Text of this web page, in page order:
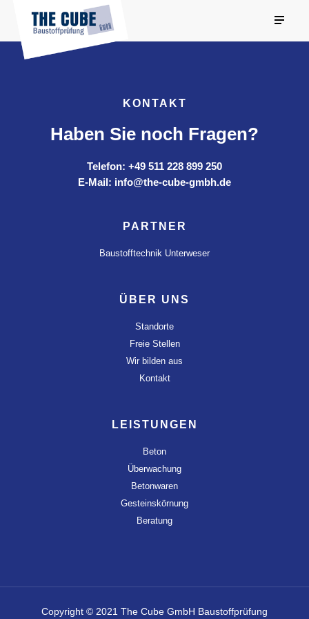
KONTAKT
Haben Sie noch Fragen?
Telefon: +49 511 228 899 250
E-Mail: info@the-cube-gmbh.de
PARTNER
Baustofftechnik Unterweser
ÜBER UNS
Standorte
Freie Stellen
Wir bilden aus
Kontakt
LEISTUNGEN
Beton
Überwachung
Betonwaren
Gesteinskörnung
Beratung
Copyright © 2021 The Cube GmbH Baustoffprüfung